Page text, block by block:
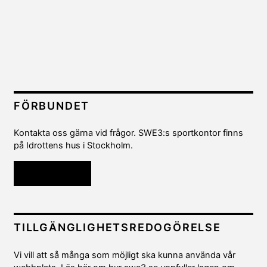
FÖRBUNDET
Kontakta oss gärna vid frågor. SWE3:s sportkontor finns
på Idrottens hus i Stockholm.
TILLGÄNGLIGHETSREDOGÖRELSE
Vi vill att så många som möjligt ska kunna använda vår